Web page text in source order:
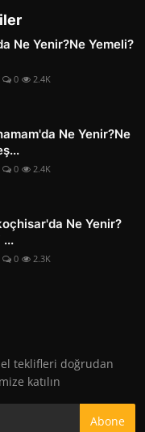
Ne Yenir?Ne Yemeli?
0 2.4K
Ne Yenir?Ne
0 2.4K
Ne Yenir?
...
0 2.3K
teklifleri doğrudan
katılın
Abone